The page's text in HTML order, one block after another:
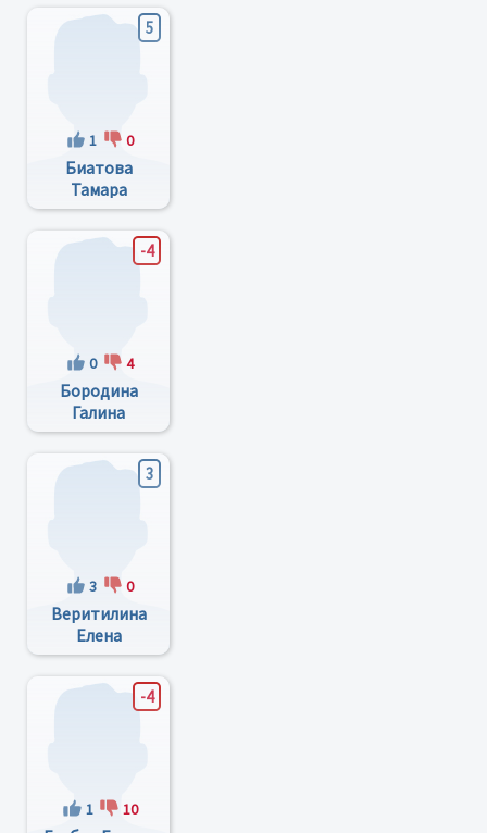
5
1 0
Биатова
Тамара
Андреевна
-4
0 4
Бородина
Галина
Григорьевна
3
3 0
Веритилина
Елена
Олександровна
-4
1 10